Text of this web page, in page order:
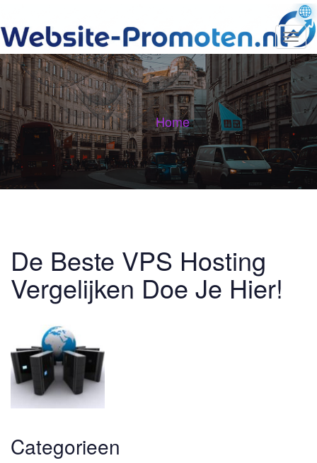
T
o
g
g
l
e
n
a
v
i
g
t
Home
De Beste VPS Hosting
Vergelijken Doe Je Hier!
Categorieen